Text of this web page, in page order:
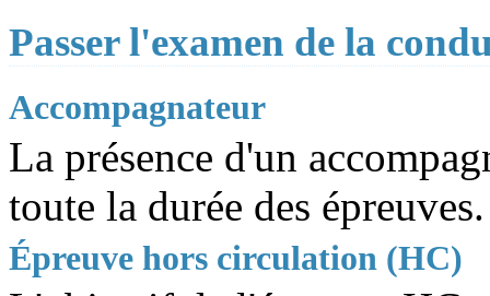
Passer l'examen de la
Accompagnateur
La présence d'un
toute la durée des épreuves.
Épreuve hors circulation (HC)